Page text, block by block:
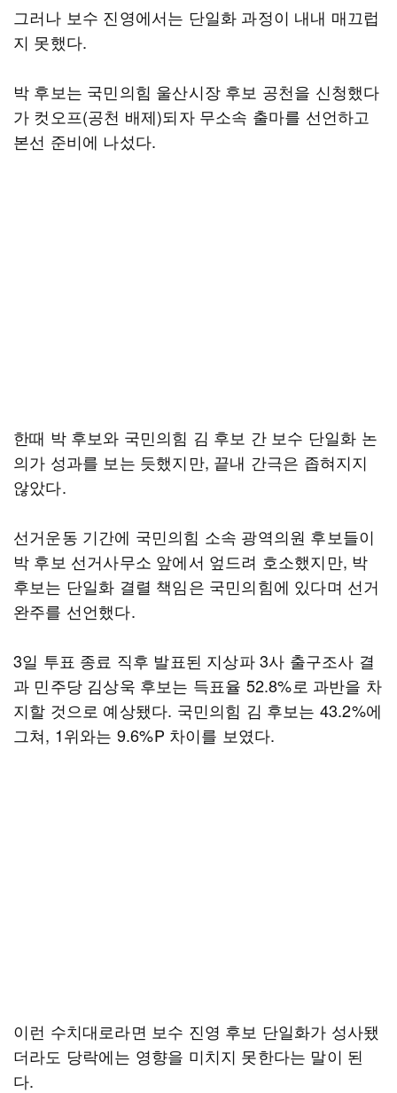
그러나 보수 진영에서는 단일화 과정이 내내 매끄럽
지 못했다.
박 후보는 국민의힘 울산시장 후보 공천을 신청했다
가 컷오프(공천 배제)되자 무소속 출마를 선언하고
본선 준비에 나섰다.
한때 박 후보와 국민의힘 김 후보 간 보수 단일화 논
의가 성과를 보는 듯했지만, 끝내 간극은 좁혀지지
않았다.
선거운동 기간에 국민의힘 소속 광역의원 후보들이
박 후보 선거사무소 앞에서 엎드려 호소했지만, 박
후보는 단일화 결렬 책임은 국민의힘에 있다며 선거
완주를 선언했다.
3일 투표 종료 직후 발표된 지상파 3사 출구조사 결
과 민주당 김상욱 후보는 득표율 52.8%로 과반을 차
지할 것으로 예상됐다. 국민의힘 김 후보는 43.2%에
그쳐, 1위와는 9.6%P 차이를 보였다.
이런 수치대로라면 보수 진영 후보 단일화가 성사됐
더라도 당락에는 영향을 미치지 못한다는 말이 된
다.